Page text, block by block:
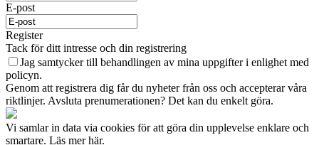
E-post
Register
Tack för ditt intresse och din registrering
Jag samtycker till behandlingen av mina uppgifter i enlighet med
policyn.
Genom att registrera dig får du nyheter från oss och accepterar våra
riktlinjer. Avsluta prenumerationen? Det kan du enkelt göra.
Vi samlar in data via cookies för att göra din upplevelse enklare och
smartare. Läs mer här.